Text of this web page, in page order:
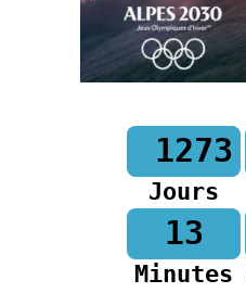
1273
Jours
13
Minutes